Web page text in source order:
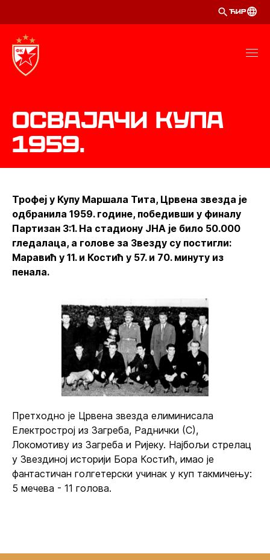
ЋИР
Освајачи Купа
1959.
Трофеј у Купу Маршала Тита, Црвена звезда је
одбранила 1959. године, победивши у финалу
Партизан 3:1. На стадиону ЈНА је било 50.000
гледалаца, а голове за Звезду су постигли:
Маравић у 11. и Костић у 57. и 70. минуту из
пенала.
Претходно је Црвена звезда елиминисала
Електрострој из Загреба, Раднички (С),
Локомотиву из Загреба и Ријеку. Најбољи стрелац
у Звездиној историји Бора Костић, имао је
фантастичан голгетерски учинак у куп такмичењу:
5 мечева - 11 голова.